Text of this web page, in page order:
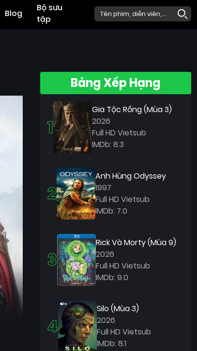
Blog
Bộ sưu
tập
Bảng Xếp Hạng
1
Gia Tộc Rồng (Mùa 3)
2026
Full HD Vietsub
IMDb: 8.3
2
Anh Hùng Odyssey
1997
Full HD Vietsub
IMDb: 7.0
3
Rick Và Morty (Mùa 9)
2026
Full HD Vietsub
IMDb: 9.0
4
Silo (Mùa 3)
2026
Full HD Vietsub
IMDb: 8.1